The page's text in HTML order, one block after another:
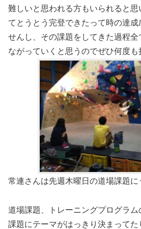
難しいと思われる方もいられると
てとうとう完登できたって時の達成
せんし、その課題をしてきた過程
ながっていくと思うのでぜひ何度
常連さんは先週木曜日の道場課題に
道場課題、トレーニングプログラ
課題にテーマがはっきり決まって